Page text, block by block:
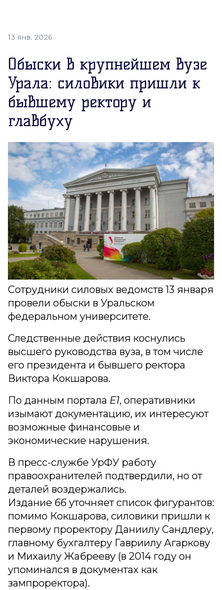
13 янв. 2026
Обыски в крупнейшем вузе
Урала: силовики пришли к
бывшему ректору и
главбуху
Сотрудники силовых ведомств 13 января
провели обыски в Уральском
федеральном университете.
Следственные действия коснулись
высшего руководства вуза, в том числе
его президента и бывшего ректора
Виктора Кокшарова.
По данным портала E1, оперативники
изымают документацию, их интересуют
возможные финансовые и
экономические нарушения.
В пресс-службе УрФУ работу
правоохранителей подтвердили, но от
деталей воздержались.
Издание 66 уточняет список фигурантов:
помимо Кокшарова, силовики пришли к
первому проректору Даниилу Сандлеру,
главному бухгалтеру Гавриилу Агаркову
и Михаилу Жабрееву (в 2014 году он
упоминался в документах как
зампроректора).